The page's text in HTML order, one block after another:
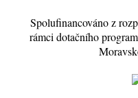
Spolufinancováno z
rámci dotačního